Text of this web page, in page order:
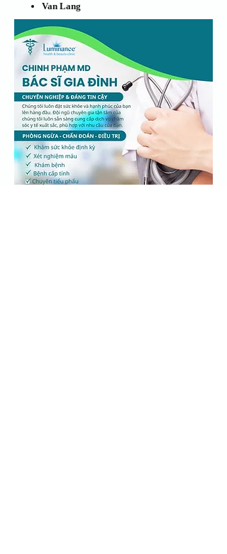
Van Lang